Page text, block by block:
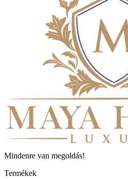
Mindenre van megoldás!
Termékek